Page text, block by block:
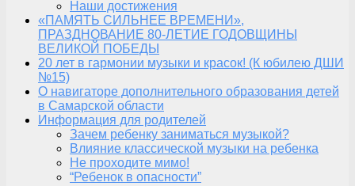
Наши достижения
«ПАМЯТЬ СИЛЬНЕЕ ВРЕМЕНИ»,
ПРАЗДНОВАНИЕ 80-ЛЕТИЕ ГОДОВЩИНЫ
ВЕЛИКОЙ ПОБЕДЫ
20 лет в гармонии музыки и красок! (К юбилею ДШИ
№15)
О навигаторе дополнительного образования детей
в Самарской области
Информация для родителей
Зачем ребенку заниматься музыкой?
Влияние классической музыки на ребенка
Не проходите мимо!
“Ребенок в опасности”